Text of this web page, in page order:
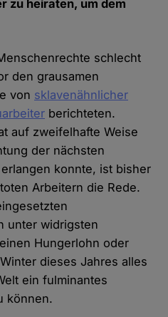
zu heiraten, um dem
schlecht
den grausamen
von sklavenähnlicher
berichteten.
auf zweifelhafte Weise
der nächsten
konnte, ist bisher
Arbeitern die Rede.
unter widrigsten
Hungerlohn oder
dieses Jahres alles
ein fulminantes
können.